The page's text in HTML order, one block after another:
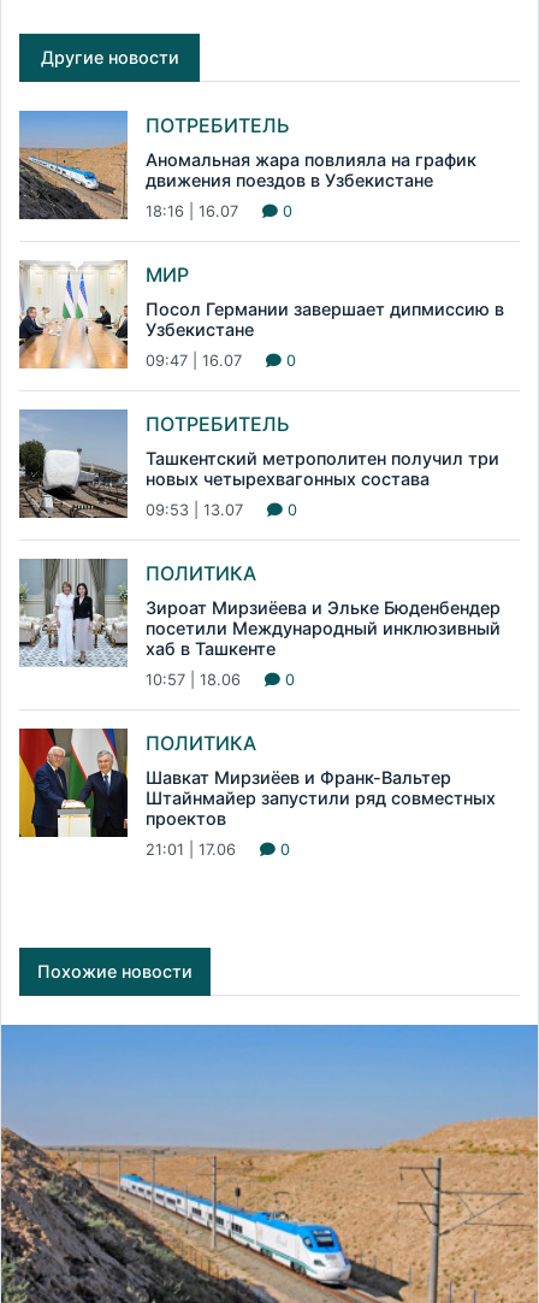
Другие новости
ПОТРЕБИТЕЛЬ
Аномальная жара повлияла на график
движения поездов в Узбекистане
18:16 | 16.07 0
МИР
Посол Германии завершает дипмиссию в
Узбекистане
09:47 | 16.07 0
ПОТРЕБИТЕЛЬ
Ташкентский метрополитен получил три
новых четырехвагонных состава
09:53 | 13.07 0
ПОЛИТИКА
Зироат Мирзиёева и Эльке Бюденбендер
посетили Международный инклюзивный
хаб в Ташкенте
10:57 | 18.06 0
ПОЛИТИКА
Шавкат Мирзиёев и Франк-Вальтер
Штайнмайер запустили ряд совместных
проектов
21:01 | 17.06 0
Похожие новости